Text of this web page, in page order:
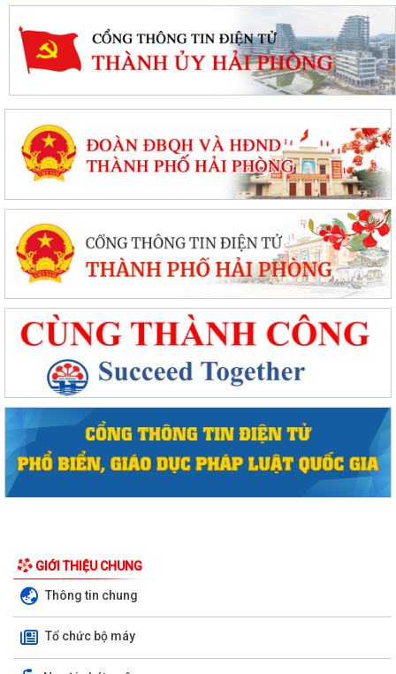
GIỚI THIỆU CHUNG
Thông tin chung
Tổ chức bộ máy
Phường Hồng Bàng tổng kết và trao giải Cuộc thi chính luận về bảo vệ